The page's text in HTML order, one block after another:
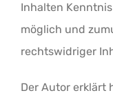
Inhalten
möglich und
rechtswidriger
Der Autor erklärt